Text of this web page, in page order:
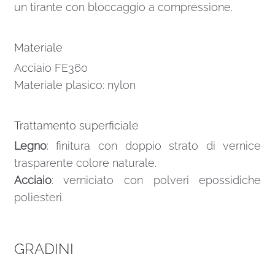
un tirante con bloccaggio a compressione.
Materiale
Acciaio FE360
Materiale plasico: nylon
Trattamento superficiale
Legno: finitura con doppio strato di vernice
trasparente colore naturale.
Acciaio: verniciato con polveri epossidiche
poliesteri.
GRADINI